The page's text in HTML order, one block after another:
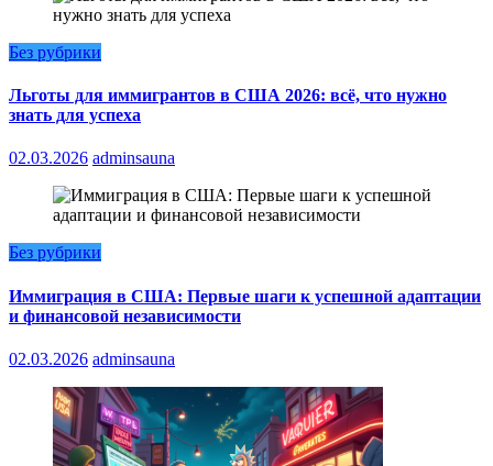
Без рубрики
Льготы для иммигрантов в США 2026: всё, что нужно
знать для успеха
02.03.2026 adminsauna
Без рубрики
Иммиграция в США: Первые шаги к успешной адаптации
и финансовой независимости
02.03.2026 adminsauna